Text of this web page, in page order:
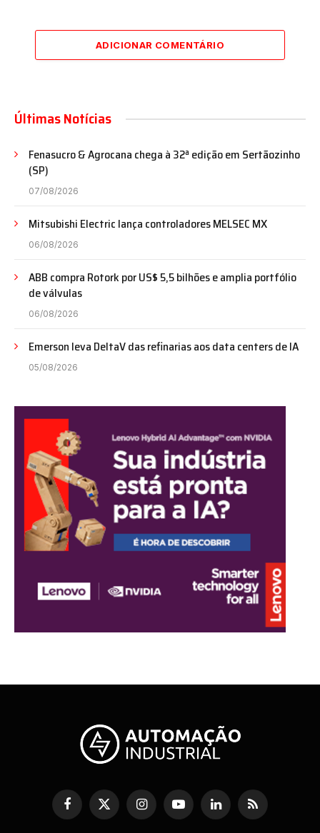
ADICIONAR COMENTÁRIO
Últimas Notícias
Fenasucro & Agrocana chega à 32ª edição em Sertãozinho
(SP)
07/08/2026
Mitsubishi Electric lança controladores MELSEC MX
06/08/2026
ABB compra Rotork por US$ 5,5 bilhões e amplia portfólio
de válvulas
06/08/2026
Emerson leva DeltaV das refinarias aos data centers de IA
05/08/2026
Facebook
X
InstagramYouTubeLinkedInRSS